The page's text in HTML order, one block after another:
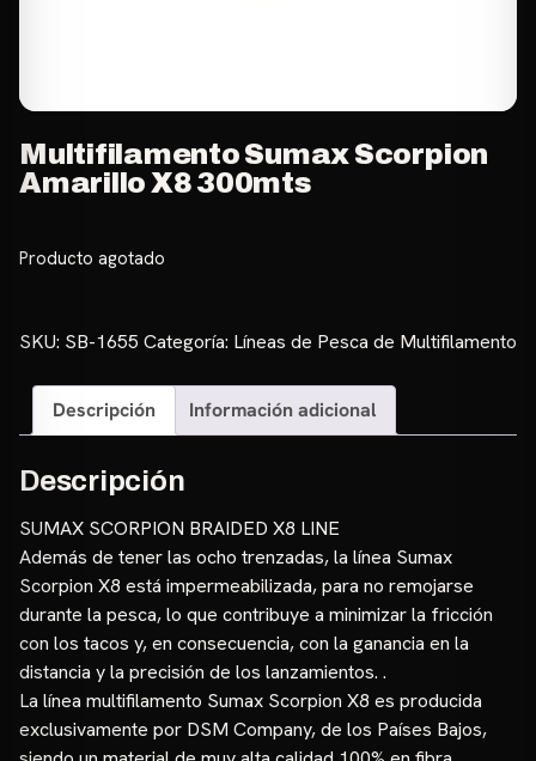
Multifilamento Sumax Scorpion
Amarillo X8 300mts
Producto agotado
SKU: SB-1655 Categoría: Líneas de Pesca de Multifilamento
Descripción Información adicional
Descripción
SUMAX SCORPION BRAIDED X8 LINE
Además de tener las ocho trenzadas, la línea Sumax
Scorpion X8 está impermeabilizada, para no remojarse
durante la pesca, lo que contribuye a minimizar la fricción
con los tacos y, en consecuencia, con la ganancia en la
distancia y la precisión de los lanzamientos. .
La línea multifilamento Sumax Scorpion X8 es producida
exclusivamente por DSM Company, de los Países Bajos,